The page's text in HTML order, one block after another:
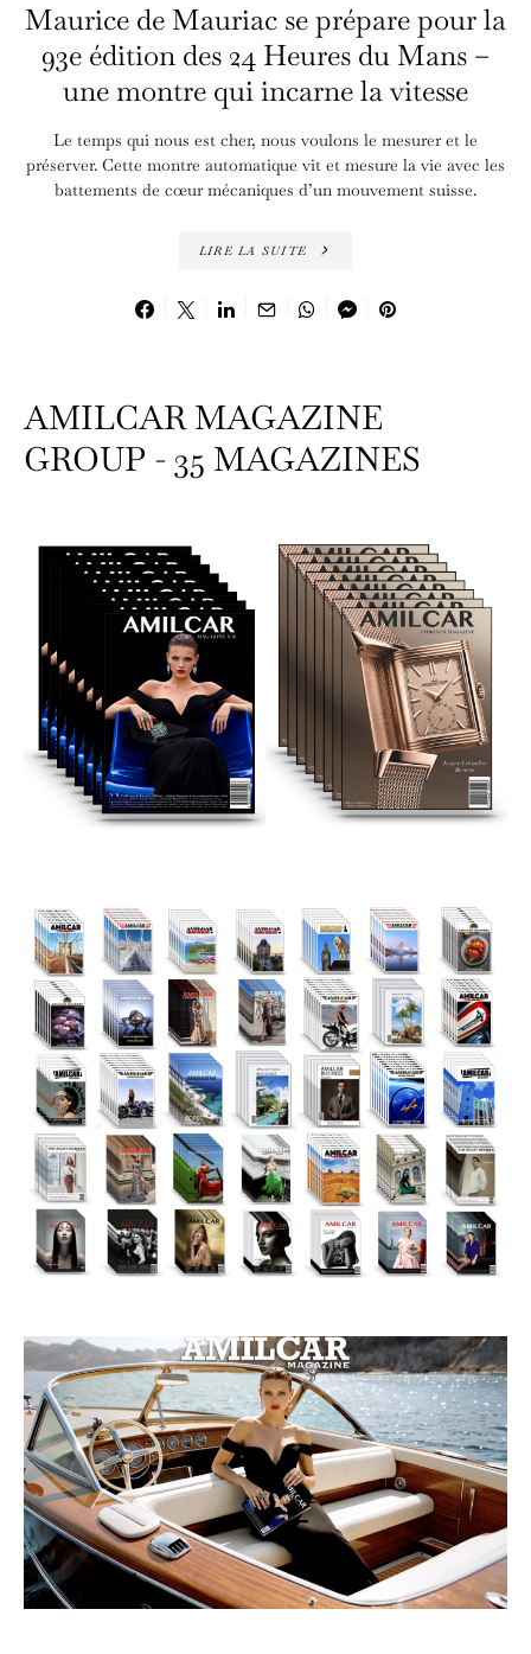
Maurice de Mauriac se prépare pour la
93e édition des 24 Heures du Mans –
une montre qui incarne la vitesse
Le temps qui nous est cher, nous voulons le mesurer et le
préserver. Cette montre automatique vit et mesure la vie avec les
battements de cœur mécaniques d’un mouvement suisse.
LIRE LA SUITE
AMILCAR MAGAZINE
GROUP - 35 MAGAZINES